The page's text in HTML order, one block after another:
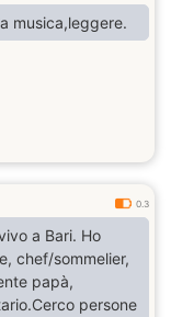
musica,leggere.
0.3
a Bari. Ho
chef/sommelier,
papà,
persone